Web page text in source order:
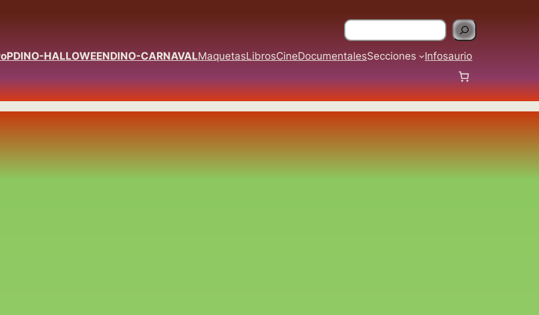
Buscar
DINO-HALLOWEENDINO-CARNAVALMaquetasLibrosCineDocumentalesSecciones Infosaurio